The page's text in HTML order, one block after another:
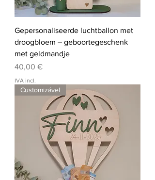
Gepersonaliseerde luchtballon met
droogbloem – geboortegeschenk
met geldmandje
Preço
40,00 €
IVA incl.
Customizável